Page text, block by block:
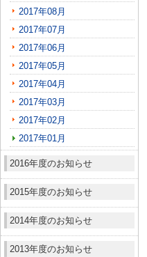
2017年08月
2017年07月
2017年06月
2017年05月
2017年04月
2017年03月
2017年02月
2017年01月
2016年度のお知らせ
2015年度のお知らせ
2014年度のお知らせ
2013年度のお知らせ